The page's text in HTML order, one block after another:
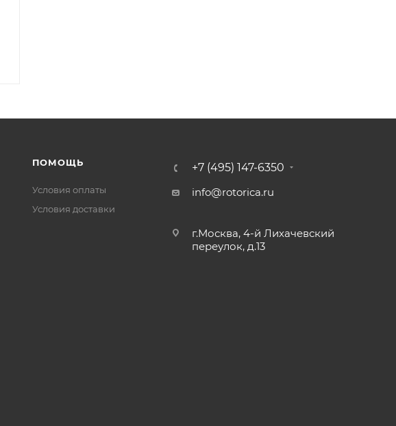
ПОМОЩЬ
Условия оплаты
Условия доставки
+7 (495) 147-6350
info@rotorica.ru
г.Москва, 4-й Лихачевский
переулок, д.13